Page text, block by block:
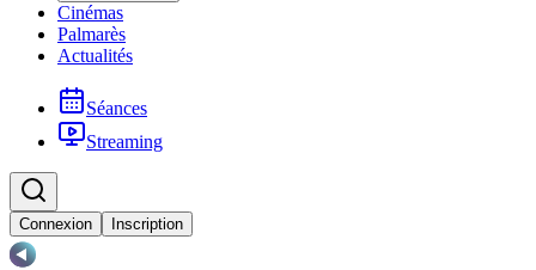
Cinémas
Palmarès
Actualités
Séances
Streaming
Connexion Inscription